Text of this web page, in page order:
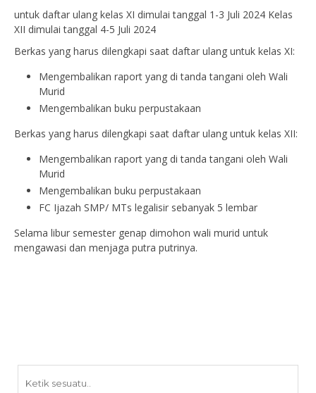
untuk daftar ulang kelas XI dimulai tanggal 1-3 Juli 2024 Kelas
XII dimulai tanggal 4-5 Juli 2024
Berkas yang harus dilengkapi saat daftar ulang untuk kelas XI:
Mengembalikan raport yang di tanda tangani oleh Wali
Murid
Mengembalikan buku perpustakaan
Berkas yang harus dilengkapi saat daftar ulang untuk kelas XII:
Mengembalikan raport yang di tanda tangani oleh Wali
Murid
Mengembalikan buku perpustakaan
FC Ijazah SMP/ MTs legalisir sebanyak 5 lembar
Selama libur semester genap dimohon wali murid untuk
mengawasi dan menjaga putra putrinya.